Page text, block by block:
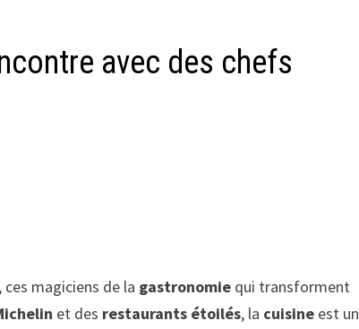
avec des chefs
, ces magiciens de la gastronomie qui transforment
et des restaurants étoilés, la cuisine est un